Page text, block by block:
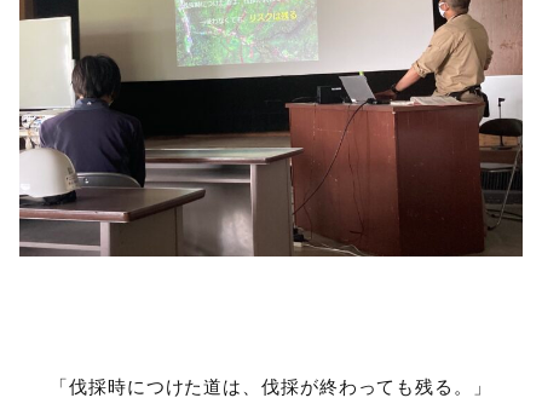
「伐採時につけた道は、伐採が終わっても残る。」